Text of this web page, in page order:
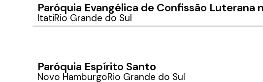
Paróquia Evangélica de Confissão Luterana
ItatiRio Grande do Sul
Paróquia Espírito Santo
Novo HamburgoRio Grande do Sul